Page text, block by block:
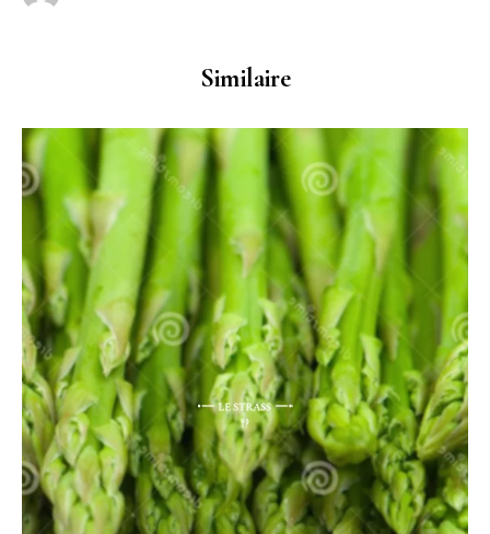
Similaire